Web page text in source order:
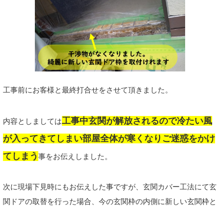
工事前にお客様と最終打合せをさせて頂きました。
内容としましては工事中玄関が解放されるので冷たい風
が入ってきてしまい部屋全体が寒くなりご迷惑をかけ
てしまう 事をお伝えしました。
次に現場下見時にもお伝えした事ですが、玄関カバー工法にて玄
関ドアの取替を行った場合、今の玄関枠の内側に新しい玄関枠と